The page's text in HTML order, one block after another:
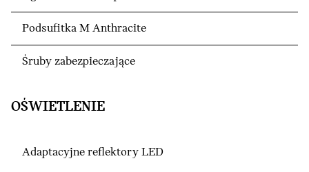
Podsufitka M Anthracite
Śruby zabezpieczające
OŚWIETLENIE
Adaptacyjne reflektory LED